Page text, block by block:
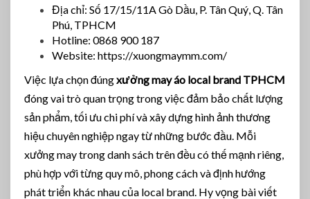
Địa chỉ: Số 17/15/11A Gò Dầu, P. Tân Quý, Q. Tân
Phú, TPHCM
Hotline: 0868 900 187
Website: https://xuongmaymm.com/
Việc lựa chọn đúngxưởng may áo local brand TPHCM
đóng vai trò quan trọng trong việc đảm bảo chất lượng
sản phẩm, tối ưu chi phí và xây dựng hình ảnh thương
hiệu chuyên nghiệp ngay từ những bước đầu. Mỗi
xưởng may trong danh sách trên đều có thế mạnh riêng,
phù hợp với từng quy mô, phong cách và định hướng
phát triển khác nhau của local brand. Hy vọng bài viết